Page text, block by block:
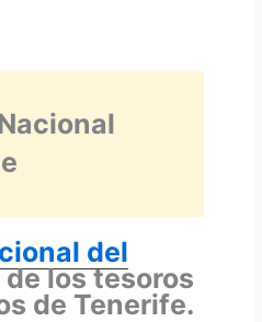
del
los tesoros
de Tenerife.